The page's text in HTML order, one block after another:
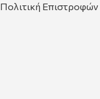
Πολιτική Επιστροφών